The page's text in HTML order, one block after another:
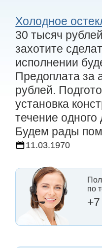
Холодное
30 тысяч
захотите
исполнении
Предоплата за
рублей.
установка
течение
Будем рады
11.03.1970
по